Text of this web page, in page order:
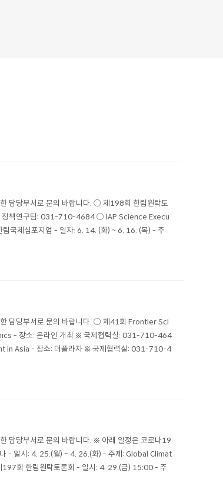
담당부서로 문의 바랍니다. ○ 제198회 한림원탁토
정책연구팀: 031-710-4684 ○ IAP Science Execu
제심포지엄 - 일자: 6. 14. (화) ~ 6. 16. (목) - 주
담당부서로 문의 바랍니다. ○ 제41회 Frontier Sci
- 장소: 온라인 개최 ※ 국제협력실: 031-710-464
in Asia - 장소: 더플라자 ※ 국제협력실: 031-710-4
담당부서로 문의 바랍니다. ※ 아래 일정은 코로나19
- 일시: 4. 25.(월) ~ 4. 26.(화) - 주제: Global Climat
회 한림원탁토론회 - 일시: 4. 29.(금) 15:00 - 주